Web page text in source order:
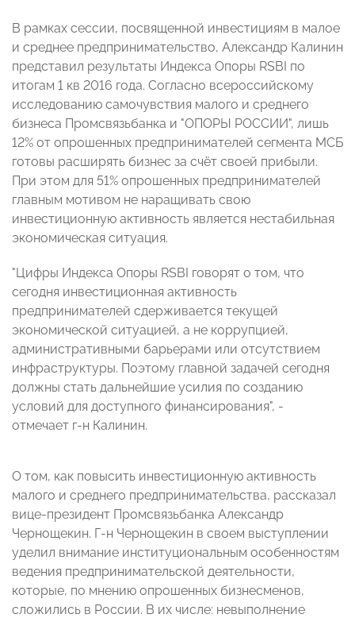
В рамках сессии, посвященной инвестициям в малое
и среднее предпринимательство, Александр Калинин
представил результаты Индекса Опоры RSBI по
итогам 1 кв 2016 года. Согласно всероссийскому
исследованию самочувствия малого и среднего
бизнеса Промсвязьбанка и "ОПОРЫ РОССИИ", лишь
12% от опрошенных предпринимателей сегмента МСБ
готовы расширять бизнес за счёт своей прибыли.
При этом для 51% опрошенных предпринимателей
главным мотивом не наращивать свою
инвестиционную активность является нестабильная
экономическая ситуация.
"Цифры Индекса Опоры RSBI говорят о том, что
сегодня инвестиционная активность
предпринимателей сдерживается текущей
экономической ситуацией, а не коррупцией,
административными барьерами или отсутствием
инфраструктуры. Поэтому главной задачей сегодня
должны стать дальнейшие усилия по созданию
условий для доступного финансирования", -
отмечает г-н Калинин.
О том, как повысить инвестиционную активность
малого и среднего предпринимательства, рассказал
вице-президент Промсвязьбанка Александр
Чернощекин. Г-н Чернощекин в своем выступлении
уделил внимание институциональным особенностям
ведения предпринимательской деятельности,
которые, по мнению опрошенных бизнесменов,
сложились в России. В их числе: невыполнение